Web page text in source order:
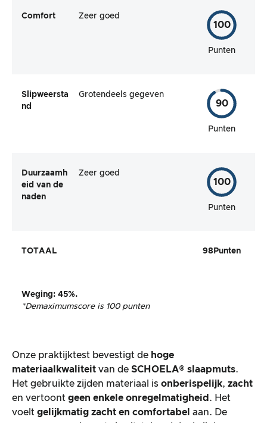
Comfort Zeer goed
100
Punten
Slipweersta
nd
Grotendeels gegeven
90
Punten
Duurzaamh
eid van de
naden
Zeer goed
100
Punten
TOTAAL 98 Punten
Weging: 45%.
*Demaximumscore is 100 punten
Onze praktijktest bevestigt de hoge
materiaalkwaliteit van de SCHOELA® slaapmuts.
Het gebruikte zijden materiaal is onberispelijk, zacht
en vertoont geen enkele onregelmatigheid . Het
voelt gelijkmatig zacht en comfortabel aan. De